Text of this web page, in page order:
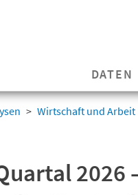
DATEN
Wirtschaft und Arbeit
2026